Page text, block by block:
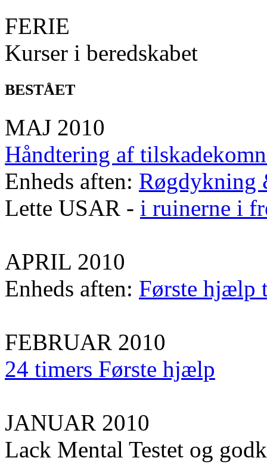
FERIE
Kurser i beredskabet
BESTÅET
MAJ 2010
Håndtering af
Enheds aften: Røgdykning
Lette USAR - i ruinerne i
APRIL 2010
Enheds aften: Første hjælp
FEBRUAR 2010
24 timers Første hjælp
JANUAR 2010
Lack Mental Testet og